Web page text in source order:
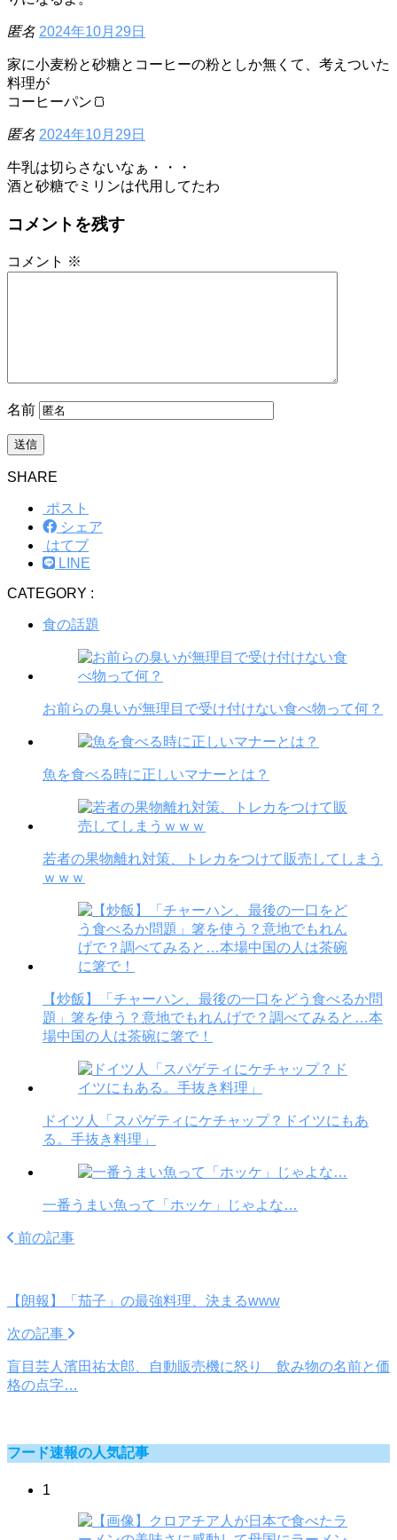
匿名 2024年10月29日
家に小麦粉と砂糖とコーヒーの粉としか無くて、考えついた
料理が
コーヒーパン🍞
匿名 2024年10月29日
牛乳は切らさないなぁ・・・
酒と砂糖でミリンは代用してたわ
コメントを残す
コメント ※
名前
SHARE
ポスト
シェア
はてブ
LINE
CATEGORY :
食の話題
お前らの臭いが無理目で受け付けない食べ物って何？
魚を食べる時に正しいマナーとは？
若者の果物離れ対策、トレカをつけて販売してしまう
ｗｗｗ
【炒飯】「チャーハン、最後の一口をどう食べるか問
題」箸を使う？意地でもれんげで？調べてみると…本
場中国の人は茶碗に箸で！
ドイツ人「スパゲティにケチャップ？ドイツにもあ
る。手抜き料理」
一番うまい魚って「ホッケ」じゃよな…
前の記事
【朗報】「茄子」の最強料理、決まるwww
次の記事
盲目芸人濱田祐太郎、自動販売機に怒り 飲み物の名前と価
格の点字…
フード速報の人気記事
1